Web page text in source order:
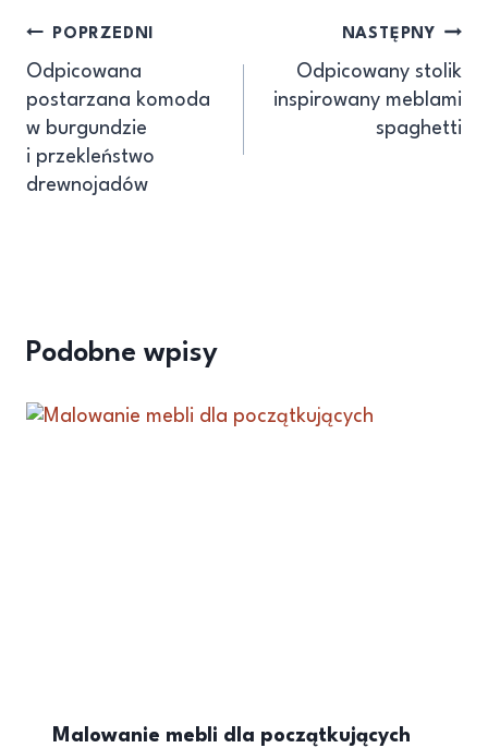
POPRZEDNI
Odpicowana
postarzana komoda
w burgundzie
i przekleństwo
drewnojadów
NASTĘPNY
Odpicowany stolik
inspirowany meblami
spaghetti
Podobne wpisy
Malowanie mebli dla początkujących